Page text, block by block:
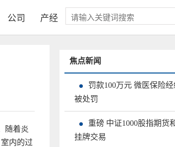
公司 产经
随着炎
内的过
焦点新闻
罚款100万元 微医保险
被处罚
重磅 中证1000股指期货
挂牌交易